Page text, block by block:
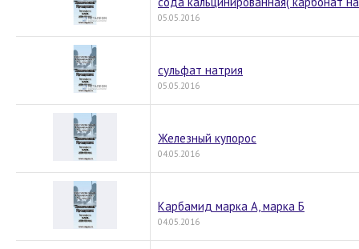
05.05.2016
сульфат натрия
05.05.2016
Железный купорос
04.05.2016
Карбамид марка А, марка Б
04.05.2016